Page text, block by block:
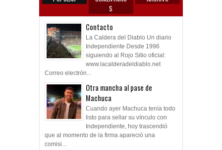
S
Contacto
La Caldera del Diablo Un diario
Independiente Desde 1996
siguiendo al Rojo Sitio oficial:
www.lacalderadeldiablo.net
Correo electrón...
Otra mancha al pase de
Machuca
Cuando ayer Machuca tenía todo
listo para sellar su vínculo con
Independiente, hoy trascendió
que al momento de la firma apareció una
comisi...